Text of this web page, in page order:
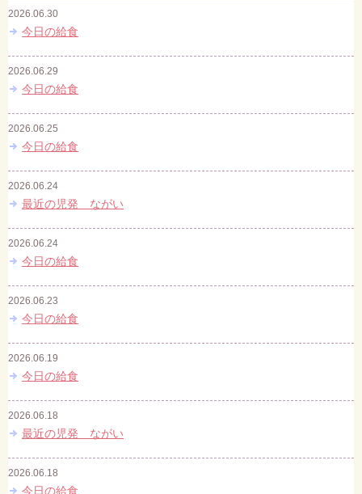
2026.06.30
今日の給食
2026.06.29
今日の給食
2026.06.25
今日の給食
2026.06.24
最近の児発 ながい
2026.06.24
今日の給食
2026.06.23
今日の給食
2026.06.19
今日の給食
2026.06.18
最近の児発 ながい
2026.06.18
今日の給食